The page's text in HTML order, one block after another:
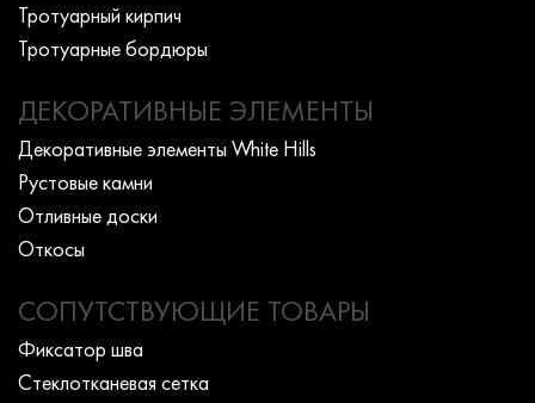
Тротуарный кирпич
Тротуарные бордюры
ДЕКОРАТИВНЫЕ ЭЛЕМЕНТЫ
Декоративные элементы White Hills
Рустовые камни
Отливные доски
Откосы
СОПУТСТВУЮЩИЕ ТОВАРЫ
Фиксатор шва
Стеклотканевая сетка